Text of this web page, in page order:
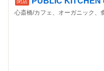
心斎橋/カフェ、オーガニック、